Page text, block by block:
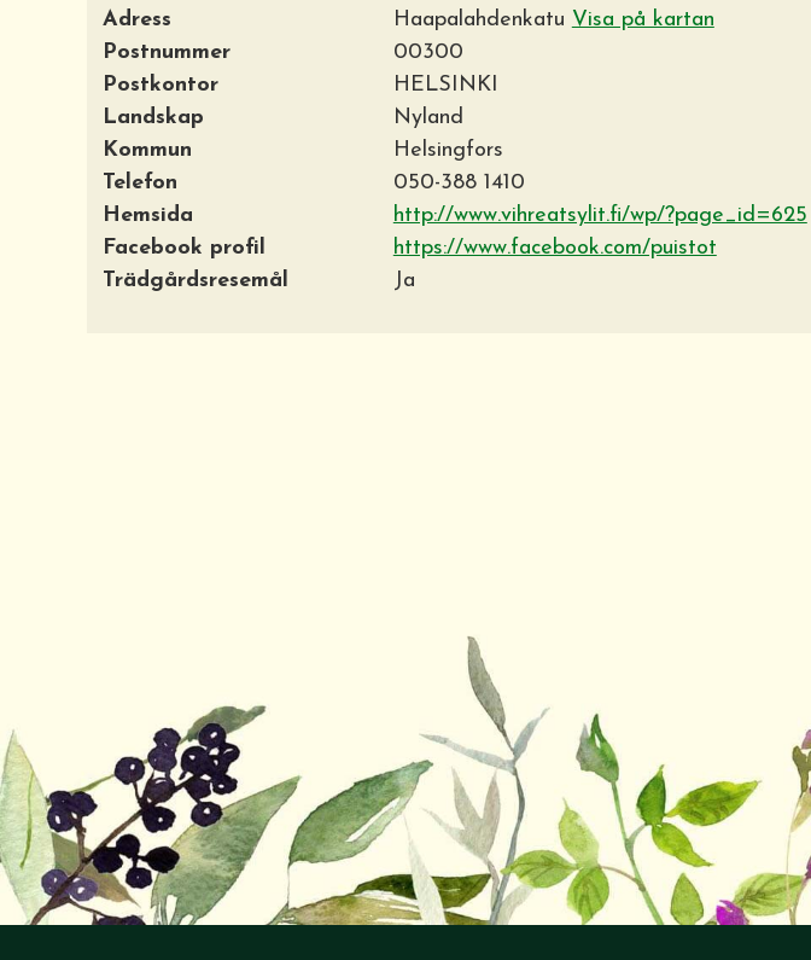
Adress
Haapalahdenkatu Visa på kartan
Postnummer
00300
Postkontor
HELSINKI
Landskap
Nyland
Kommun
Helsingfors
Telefon
050-388 1410
Hemsida
http://www.vihreatsylit.fi/wp/?page_id=625
Facebook profil
https://www.facebook.com/puistot
Trädgårdsresemål
Ja